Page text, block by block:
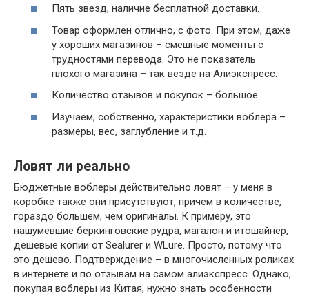
Пять звезд, наличие бесплатной доставки.
Товар оформлен отлично, с фото. При этом, даже
у хороших магазинов – смешные моменты с
трудностями перевода. Это не показатель
плохого магазина – так везде на Алиэкспресс.
Количество отзывов и покупок – большое.
Изучаем, собственно, характеристики воблера –
размеры, вес, заглубление и т.д.
Ловят ли реально
Бюджетные воблеры действительно ловят – у меня в
коробке также они присутствуют, причем в количестве,
гораздо большем, чем оригиналы. К примеру, это
нашумевшие беркинговские рудра, магалон и итошайнер,
дешевые копии от Sealurer и WLure. Просто, потому что
это дешево. Подтверждение – в многочисленных роликах
в интернете и по отзывам на самом алиэкспресс. Однако,
покупая воблеры из Китая, нужно знать особенности